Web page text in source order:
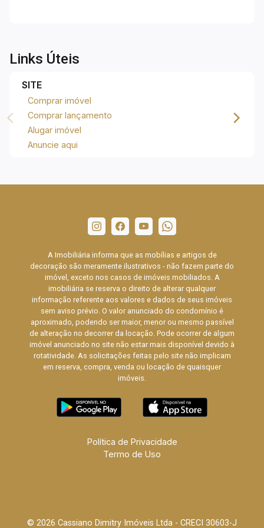
Links Úteis
SITE
Comprar imóvel
Comprar lançamento
Alugar imóvel
Anuncie aqui
A Imobiliária informa que as mobílias e artigos de
decoração são meramente ilustrativos - não fazem parte do
imóvel, exceto nos casos de imóveis mobiliados. A
imobiliária se reserva o direito de alterar qualquer
informação referente aos valores e dados de seus imóveis
sem aviso prévio. O valor anunciado do condomínio é
aproximado, podendo ser maior, menor ou mesmo passível
de alteração no decorrer da locação. Pode ocorrer de algum
imóvel anunciado no site não estar mais disponível devido à
rotatividade. As solicitações feitas pelo site não implicam
em reserva, compra, venda ou locação de quaisquer
imóveis.
Política de Privacidade
Termo de Uso
© 2026 Cassiano Dimitry Imóveis Ltda - CRECI 30603-J